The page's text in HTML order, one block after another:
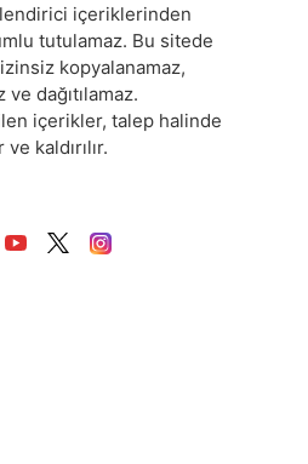
içeriklerinden
tutulamaz. Bu sitede
kopyalanamaz,
ve dağıtılamaz.
içerikler, talep halinde
kaldırılır.